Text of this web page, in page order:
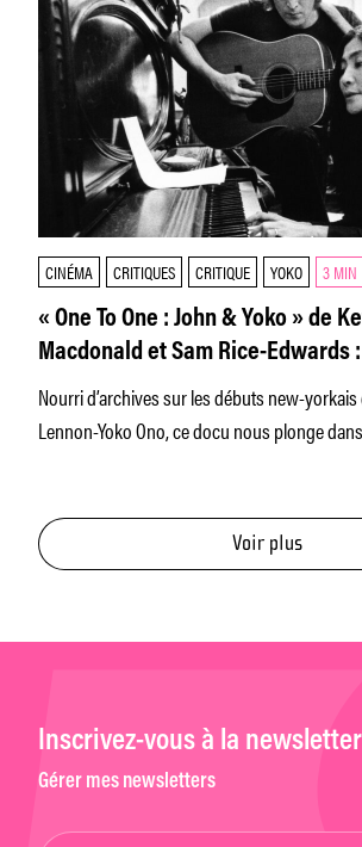
CINÉMA CRITIQUES CRITIQUE YOKO 3 MIN
« One To One : John & Yoko » de
Macdonald et Sam Rice-Edwards
digne d’un thriller sur l’Amérique
Nourri d’archives sur les débuts new-
Lennon-Yoko Ono, ce docu nous plonge
Voir plus
Inscrivez-vous à la newsletter
Gérer mes newsletters